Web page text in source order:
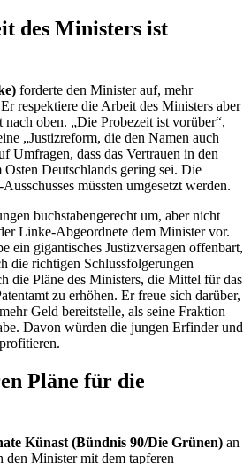
des Ministers ist
forderte den Minister auf, mehr
respektiere die Arbeit des Ministers aber
oben. „Die Probezeit ist vorüber“,
„Justizreform, die den Namen auch
Umfragen, dass das Vertrauen in den
Osten Deutschlands gering sei. Die
müssten umgesetzt werden.
buchstabengerecht um, aber nicht
Linke-Abgeordnete dem Minister vor.
ein gigantisches Justizversagen offenbart,
die richtigen Schlussfolgerungen
die Pläne des Ministers, die Mittel für das
zu erhöhen. Er freue sich darüber,
Geld bereitstelle, als seine Fraktion
Davon würden die jungen Erfinder und
Pläne für die
Künast (Bündnis 90/Die Grünen) an
Minister mit dem tapferen